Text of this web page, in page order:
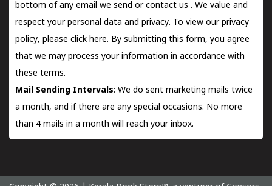
bottom of any email we send orcontact us . We value and
respect your personal data and privacy. To view our privacy
policy, please click here. By submitting this form, you agree
that we may process your information in accordance with
these terms.
Mail Sending Intervals: We do sent marketing mails twice
a month, and if there are any special occasions. No more
than 4 mails in a month will reach your inbox.